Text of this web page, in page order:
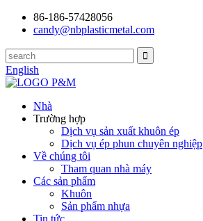
86-186-57428056
candy@nbplasticmetal.com
English
Nhà
Trường hợp
Dịch vụ sản xuất khuôn ép
Dịch vụ ép phun chuyên nghiệp
Về chúng tôi
Tham quan nhà máy
Các sản phẩm
Khuôn
Sản phẩm nhựa
Tin tức